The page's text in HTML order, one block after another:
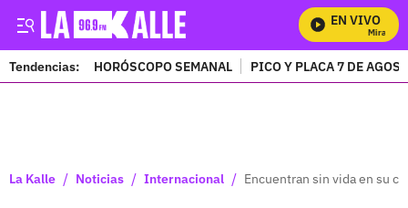
EN VIVO
Mira
Tendencias: HORÓSCOPO SEMANAL PICO Y PLACA 7 DE
La Kalle / Noticias / Internacional / Encuentran sin vida en su